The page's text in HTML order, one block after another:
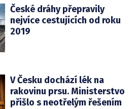
České dráhy přepravily
nejvíce cestujících od roku
2019
V Česku dochází lék na
rakovinu prsu. Ministerstvo
přišlo s neotřelým řešením